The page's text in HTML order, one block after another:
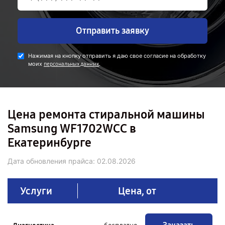
Отправить заявку
Нажимая на кнопку отправить я даю свое согласие на обработку
моих персональных данных.
Цена ремонта стиральной машины
Samsung WF1702WCC в
Екатеринбурге
Дата обновления прайса: 02.08.2026
Услуги Цена, от